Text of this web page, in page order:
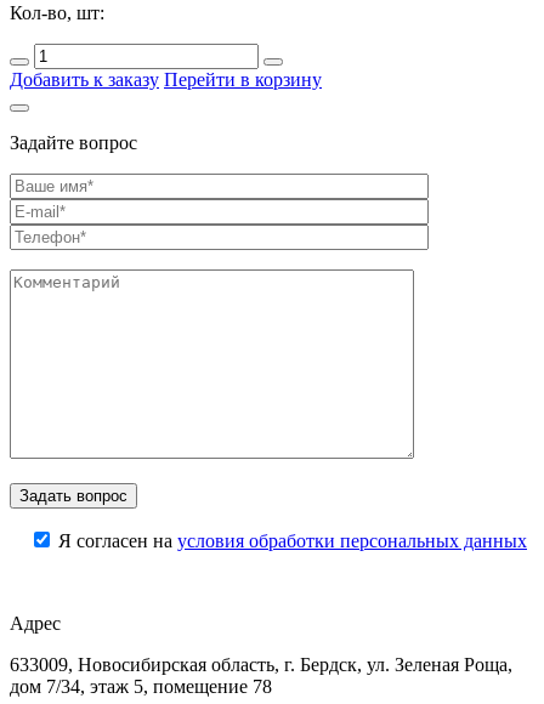
Кол-во, шт:
Добавить к заказу Перейти в корзину
Задайте вопрос
Я согласен на условия обработки персональных данных
Адрес
633009, Новосибирская область, г. Бердск, ул. Зеленая Роща,
дом 7/34, этаж 5, помещение 78